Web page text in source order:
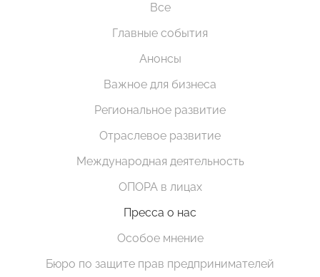
Все
Главные события
Анонсы
Важное для бизнеса
Региональное развитие
Отраслевое развитие
Международная деятельность
ОПОРА в лицах
Пресса о нас
Особое мнение
Бюро по защите прав предпринимателей